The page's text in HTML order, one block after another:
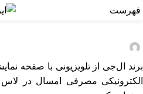
فهرست
اخبار
برند ال‌جی از تلویزیونی با صفحه
الکترونیکی مصرفی امسال در